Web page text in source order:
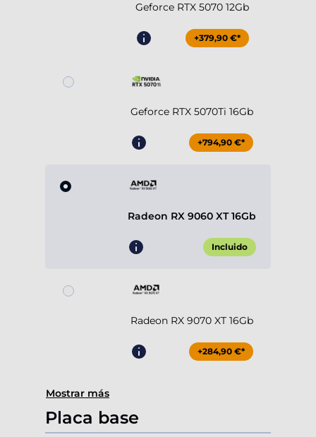
Geforce RTX 5070 12Gb
+379,90 €*
Geforce RTX 5070Ti 16Gb
+794,90 €*
Radeon RX 9060 XT 16Gb
Incluido
Radeon RX 9070 XT 16Gb
+284,90 €*
Mostrar más
Placa base